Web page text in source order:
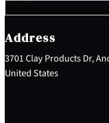
c
h
Address
3701 Clay Products Dr,
United States